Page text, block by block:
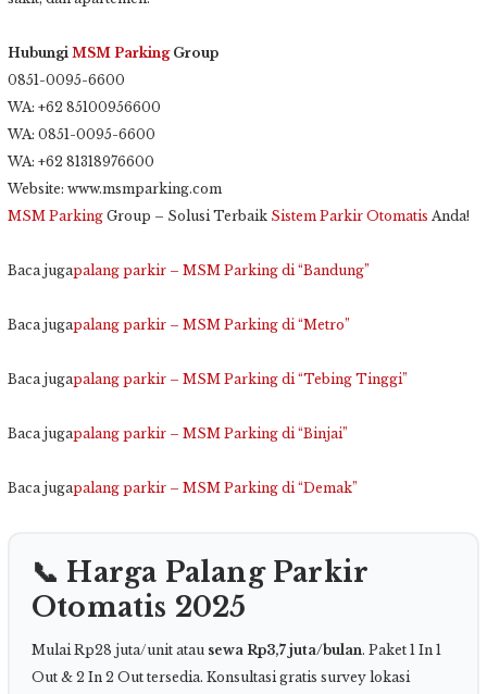
Hubungi MSM ParkingGroup
0851-0095-6600
WA: +62 85100956600
WA: 0851-0095-6600
WA: +62 81318976600
Website: www.msmparking.com
MSM Parking Group – Solusi Terbaik Sistem Parkir Otomatis Anda!
Baca jugapalang parkir – MSM Parking di “Bandung”
Baca jugapalang parkir – MSM Parking di “Metro”
Baca jugapalang parkir – MSM Parking di “Tebing Tinggi”
Baca jugapalang parkir – MSM Parking di “Binjai”
Baca jugapalang parkir – MSM Parking di “Demak”
📞 Harga Palang Parkir
Otomatis 2025
Mulai Rp28 juta/unit atau sewa Rp3,7 juta/bulan. Paket 1 In 1
Out & 2 In 2 Out tersedia. Konsultasi gratis survey lokasi